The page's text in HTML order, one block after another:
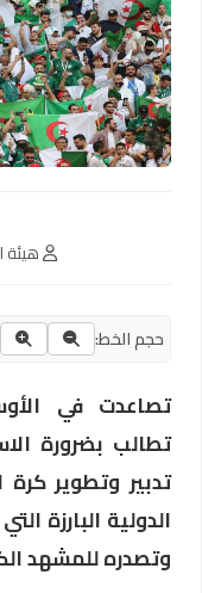
هيئة
حجم الخط:
تصاعدت في
تطالب بضرورة
تدبير وتطوير
الدولية البارزة
وتصدره للمشهد